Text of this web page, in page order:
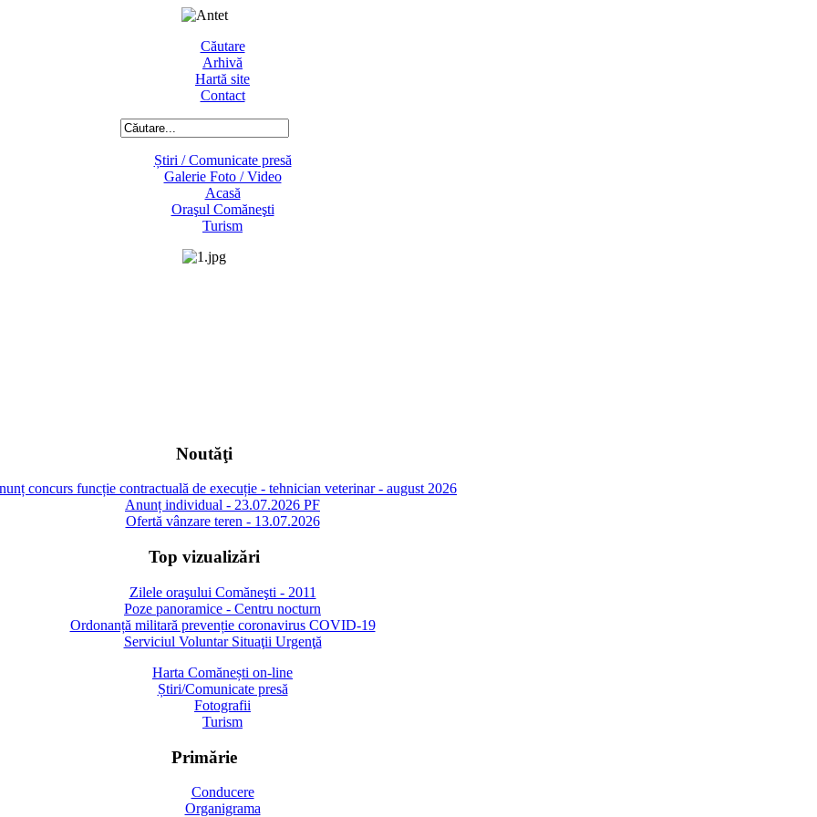
Căutare
Arhivă
Hartă site
Contact
Știri / Comunicate presă
Galerie Foto / Video
Acasă
Oraşul Comăneşti
Turism
Noutăţi
concurs funcție contractuală de execuție - tehnician veterinar - august 2026
Anunț individual - 23.07.2026 PF
Ofertă vânzare teren - 13.07.2026
Top vizualizări
Zilele oraşului Comăneşti - 2011
Poze panoramice - Centru nocturn
Ordonanță militară prevenție coronavirus COVID-19
Serviciul Voluntar Situaţii Urgenţă
Harta Comănești on-line
Știri/Comunicate presă
Fotografii
Turism
Primărie
Conducere
Organigrama